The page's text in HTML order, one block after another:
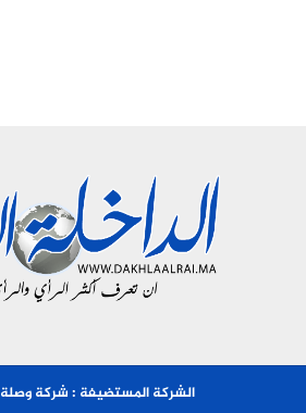
الشركة المستضيفة : شركة وصلة wassla.net